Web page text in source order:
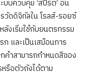
บควบคุม ‘สปิริต’ อัน
ดดิจิทัลใน โรลส์-รอยซ์
งเริ่มใช้กับยนตรกรรม
และเป็นเสมือนการ
ค้าสามารถกำหนดสีของ
รือตัวถังได้ตาม